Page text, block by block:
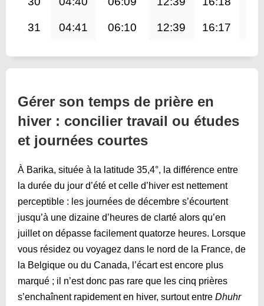
31 04:41 06:10 12:39 16:17
Gérer son temps de prière en
hiver : concilier travail ou études
et journées courtes
À Barika, située à la latitude 35,4°, la différence entre
la durée du jour d’été et celle d’hiver est nettement
perceptible : les journées de décembre s’écourtent
jusqu’à une dizaine d’heures de clarté alors qu’en
juillet on dépasse facilement quatorze heures. Lorsque
vous résidez ou voyagez dans le nord de la France, de
la Belgique ou du Canada, l’écart est encore plus
marqué ; il n’est donc pas rare que les cinq prières
s’enchaînent rapidement en hiver, surtout entre Dhuhr